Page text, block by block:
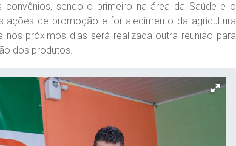
convênios, sendo o primeiro na área da Saúde e o
ações de promoção e fortalecimento da agricultura
próximos dias será realizada outra reunião para
dos produtos.